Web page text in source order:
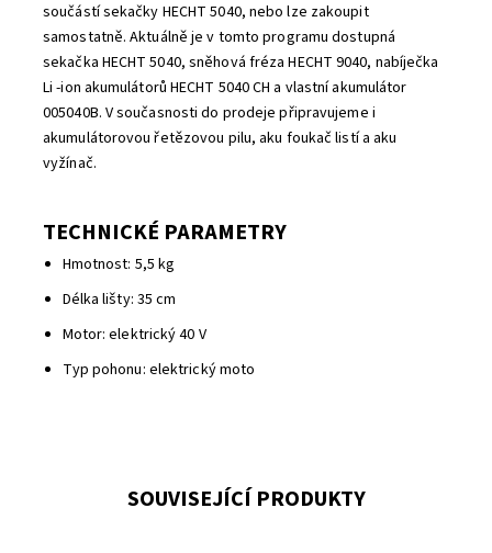
součástí sekačky HECHT 5040, nebo lze zakoupit
samostatně. Aktuálně je v tomto programu dostupná
sekačka HECHT 5040, sněhová fréza HECHT 9040, nabíječka
Li -ion akumulátorů HECHT 5040 CH a vlastní akumulátor
005040B. V současnosti do prodeje připravujeme i
akumulátorovou řetězovou pilu, aku foukač listí a aku
vyžínač.
TECHNICKÉ PARAMETRY
Hmotnost: 5,5 kg
Délka lišty: 35 cm
Motor: elektrický 40 V
Typ pohonu: elektrický moto
SOUVISEJÍCÍ PRODUKTY